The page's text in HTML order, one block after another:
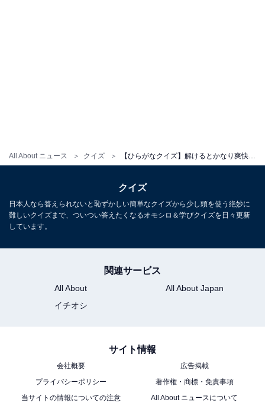
All About ニュース クイズ
クイズ
日本人なら答えられないと恥ずかしい簡単なクイズから少し頭を使う絶妙に
難しいクイズまで、ついつい答えたくなるオモシロ＆学びクイズを日々更新
しています。
関連サービス
All About
All About Japan
イチオシ
サイト情報
会社概要
広告掲載
プライバシーポリシー
著作権・商標・免責事項
当サイトの情報についての注意
All About ニュースについて